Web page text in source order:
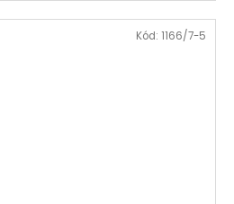
Kód: 1166/7-5